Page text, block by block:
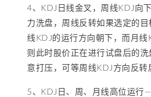
4、KDJ日线金叉，周线KDJ向
力洗盘，周线反转如果选定的
线KDJ的运行方向朝下，而月线
则此时股价正在进行试盘后的
意打压，可等周线KDJ方向反转
5、KDJ日、周、月线高位运